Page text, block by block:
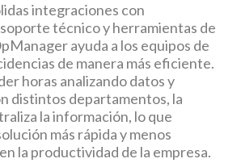
integraciones con
técnico y herramientas de
ayuda a los equipos de
de manera más eficiente.
horas analizando datos y
distintos departamentos, la
la información, lo que
más rápida y menos
la productividad de la empresa.